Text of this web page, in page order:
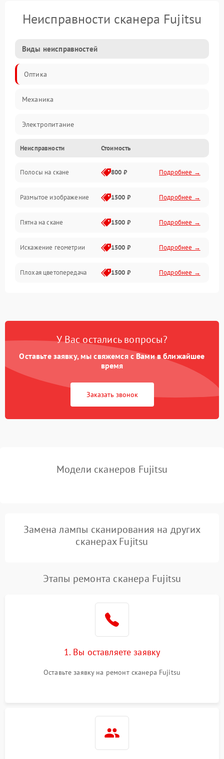
Неисправности сканера Fujitsu
Виды неисправностей
Оптика
Механика
Электропитание
ПО
Неисправности Стоимость
Полосы на скане 800 ₽ Подробнее →
Размытое изображение 1500 ₽ Подробнее →
Пятна на скане 1500 ₽ Подробнее →
Искажение геометрии 1500 ₽ Подробнее →
Плохая цветопередача 1500 ₽ Подробнее →
У Вас остались вопросы?
Оставьте заявку, мы свяжемся с Вами в ближайшее
время
Заказать звонок
Модели сканеров Fujitsu
Замена лампы сканирования на других
сканерах Fujitsu
Этапы ремонта сканера Fujitsu
1. Вы оставляете заявку
Оставьте заявку на ремонт сканера Fujitsu